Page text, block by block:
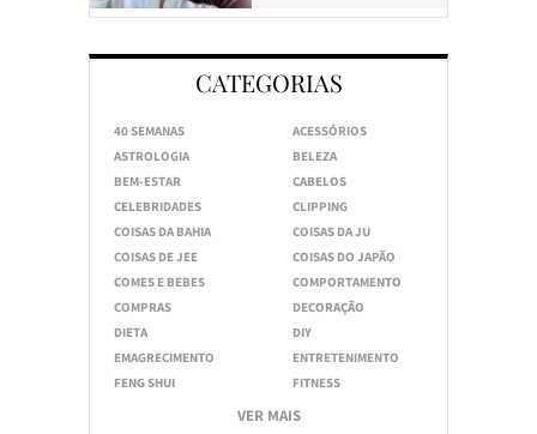
CATEGORIAS
40 SEMANAS
ACESSÓRIOS
ASTROLOGIA
BELEZA
BEM-ESTAR
CABELOS
CELEBRIDADES
CLIPPING
COISAS DA BAHIA
COISAS DA JU
COISAS DE JEE
COISAS DO JAPÃO
COMES E BEBES
COMPORTAMENTO
COMPRAS
DECORAÇÃO
DIETA
DIY
EMAGRECIMENTO
ENTRETENIMENTO
FENG SHUI
FITNESS
VER MAIS